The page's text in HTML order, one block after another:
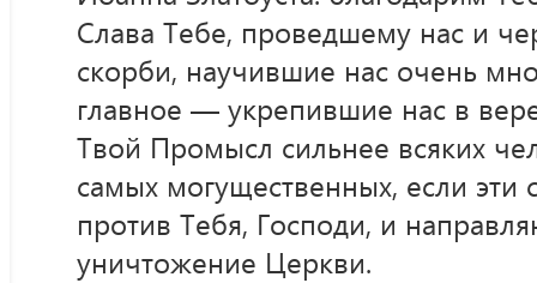
Слава Тебе, проведшему нас и
скорби, научившие нас очень
главное — укрепившие нас в
Твой Промысл сильнее всяких
самых могущественных, если
против Тебя, Господи, и
уничтожение Церкви.